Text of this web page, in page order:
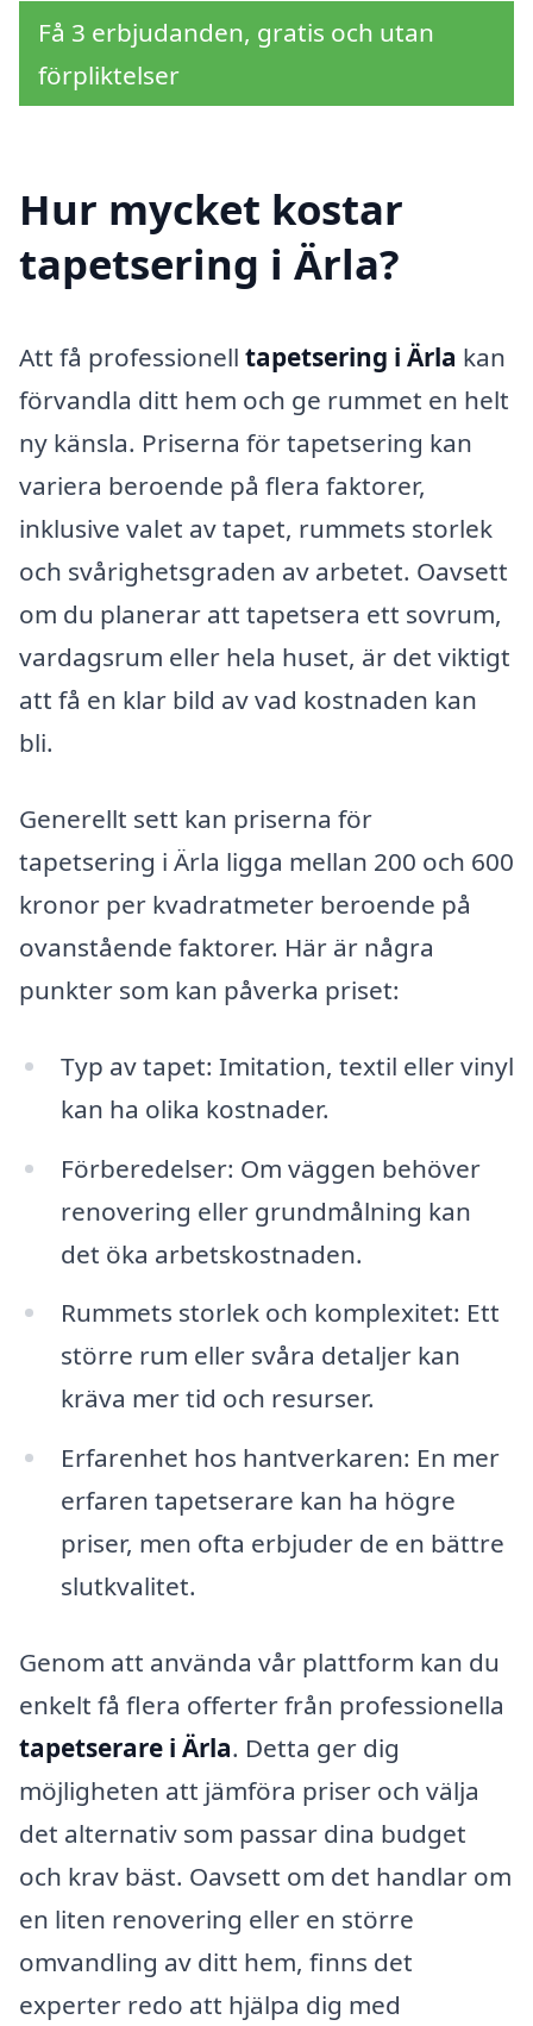
Få 3 erbjudanden, gratis och utan
förpliktelser
Hur mycket kostar
tapetsering i Ärla?
Att få professionell tapetsering i Ärla kan
förvandla ditt hem och ge rummet en helt
ny känsla. Priserna för tapetsering kan
variera beroende på flera faktorer,
inklusive valet av tapet, rummets storlek
och svårighetsgraden av arbetet. Oavsett
om du planerar att tapetsera ett sovrum,
vardagsrum eller hela huset, är det viktigt
att få en klar bild av vad kostnaden kan
bli.
Generellt sett kan priserna för
tapetsering i Ärla ligga mellan 200 och 600
kronor per kvadratmeter beroende på
ovanstående faktorer. Här är några
punkter som kan påverka priset:
Typ av tapet: Imitation, textil eller vinyl
kan ha olika kostnader.
Förberedelser: Om väggen behöver
renovering eller grundmålning kan
det öka arbetskostnaden.
Rummets storlek och komplexitet: Ett
större rum eller svåra detaljer kan
kräva mer tid och resurser.
Erfarenhet hos hantverkaren: En mer
erfaren tapetserare kan ha högre
priser, men ofta erbjuder de en bättre
slutkvalitet.
Genom att använda vår plattform kan du
enkelt få flera offerter från professionella
tapetserare i Ärla. Detta ger dig
möjligheten att jämföra priser och välja
det alternativ som passar dina budget
och krav bäst. Oavsett om det handlar om
en liten renovering eller en större
omvandling av ditt hem, finns det
experter redo att hjälpa dig med